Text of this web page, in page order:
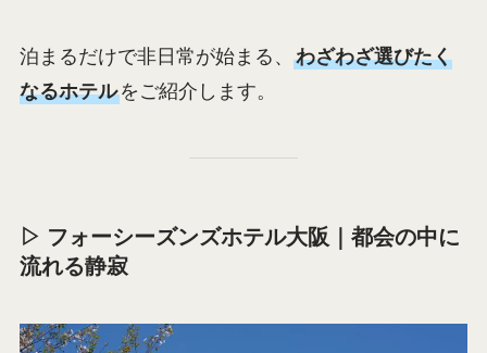
泊まるだけで非日常が始まる、 わざわざ選びたく
なるホテルをご紹介します。
▷ フォーシーズンズホテル大阪｜都会の中に
流れる静寂